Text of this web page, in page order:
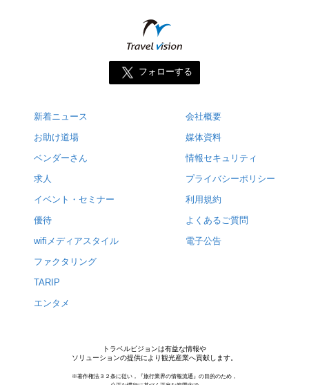
フォローする
新着ニュース
お助け道場
ベンダーさん
求人
イベント・セミナー
優待
wifiメディアスタイル
ファクタリング
TARIP
エンタメ
会社概要
媒体資料
情報セキュリティ
プライバシーポリシー
利用規約
よくあるご質問
電子公告
トラベルビジョンは有益な情報や
ソリューションの提供により観光産業へ貢献します。
※著作権法３２条に従い，『旅行業界の情報流通』の目的のため，